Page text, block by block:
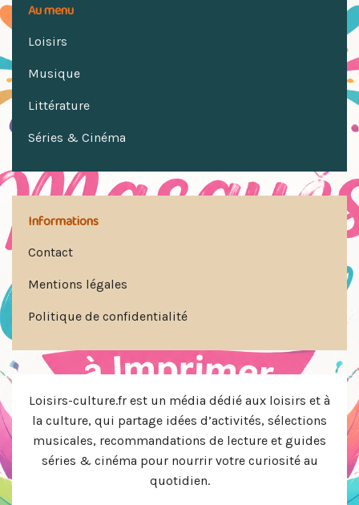
Au menu
Loisirs
Musique
Littérature
Séries & Cinéma
Informations
Contact
Mentions légales
Politique de confidentialité
Loisirs-culture.fr est un média dédié aux loisirs et à
la culture, qui partage idées d’activités, sélections
musicales, recommandations de lecture et guides
séries & cinéma pour nourrir votre curiosité au
quotidien.